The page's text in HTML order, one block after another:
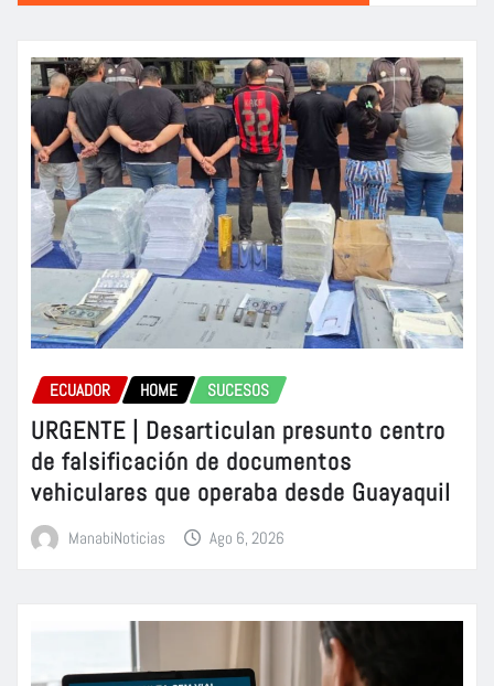
ECUADOR HOME SUCESOS
URGENTE | Desarticulan presunto centro
de falsificación de documentos
vehiculares que operaba desde Guayaquil
ManabiNoticias Ago 6, 2026